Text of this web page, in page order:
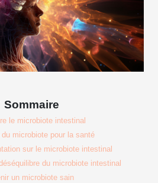
Sommaire
le microbiote intestinal
du microbiote pour la santé
sur le microbiote intestinal
du microbiote intestinal
un microbiote sain